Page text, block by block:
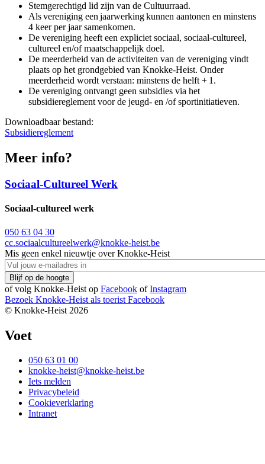
Stemgerechtigd lid zijn van de Cultuurraad.
Als vereniging een jaarwerking kunnen aantonen en minstens
4 keer per jaar samenkomen.
De vereniging heeft een expliciet sociaal, sociaal-cultureel,
cultureel en/of maatschappelijk doel.
De meerderheid van de activiteiten van de vereniging vindt
plaats op het grondgebied van Knokke-Heist. Onder
meerderheid wordt verstaan: minstens de helft + 1.
De vereniging ontvangt geen subsidies via het
subsidiereglement voor de jeugd- en /of sportinitiatieven.
Downloadbaar bestand:
Subsidiereglement
Meer info?
Sociaal-Cultureel Werk
Sociaal-cultureel werk
050 63 04 30
cc.sociaalcultureelwerk@knokke-heist.be
Mis geen enkel nieuwtje over Knokke-Heist
of volg Knokke-Heist op Facebook ofInstagram
Bezoek Knokke-Heist als toerist Facebook
© Knokke-Heist 2026
Voet
050 63 01 00
knokke-heist@knokke-heist.be
Iets melden
Privacybeleid
Cookieverklaring
Intranet